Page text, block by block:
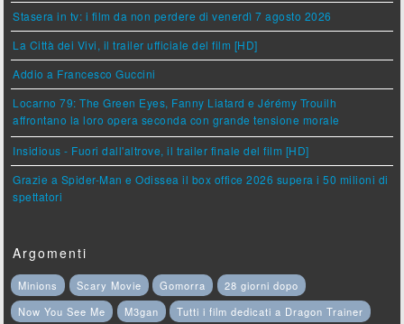
Stasera in tv: i film da non perdere di venerdì 7 agosto 2026
La Città dei Vivi, il trailer ufficiale del film [HD]
Addio a Francesco Guccini
Locarno 79: The Green Eyes, Fanny Liatard e Jérémy Trouilh
affrontano la loro opera seconda con grande tensione morale
Insidious - Fuori dall'altrove, il trailer finale del film [HD]
Grazie a Spider-Man e Odissea il box office 2026 supera i 50 milioni di
spettatori
Argomenti
Minions Scary Movie Gomorra
28 giorni dopo
Now You See Me
M3gan
Tutti i film dedicati a Dragon Trainer